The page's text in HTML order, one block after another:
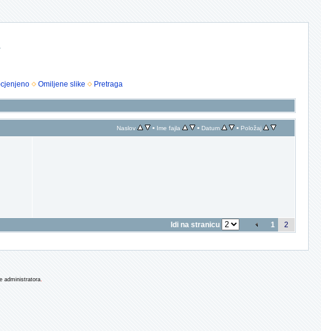
Omiljene slike Pretraga
Naslov • Ime fajla • Datum • Položaj
Idi na stranicu 1 2
administratora.